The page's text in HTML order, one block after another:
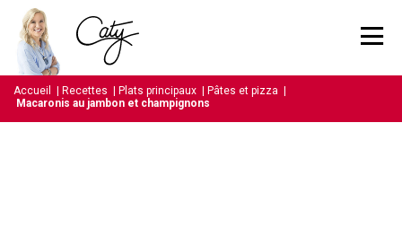
Accueil Recettes Plats principaux Pâtes et pizza
Macaronis au jambon et champignons